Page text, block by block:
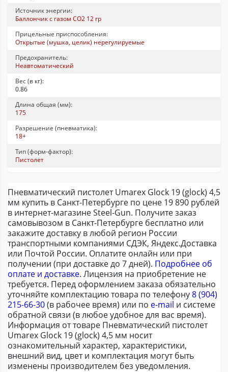
Источник энергии:
Баллончик с газом CO2 12 гр
Прицельные приспособления:
Открытые (мушка, целик) нерегулируемые
Предохранитель:
Неавтоматический
Вес (в кг):
0.86
Длина общая (мм):
175
Разрешение (пневматика):
18+
Тип (форм-фактор):
Пистолет
Пневматический пистолет Umarex Glock 19 (glock) 4,5
мм купить в Санкт-Петербурге по цене 19 890 рублей
в интернет-магазине Steel-Gun. Получите заказ
самовывозом в Санкт-Петербурге бесплатно или
закажите доставку в любой регион России
транспортными компаниями СДЭК, Яндекс.Доставка
или Почтой России. Оплатите онлайн или при
получении (при доставке до 7 дней). Подробнее об
оплате и доставке. Лицензия на приобретение не
требуется. Перед оформлением заказа обязательно
уточняйте комплектацию товара по телефону8 (904)
215-66-30(в рабочее время) или по e-mail и системе
обратной связи (в любое удобное для вас время).
Информация от товаре Пневматический пистолет
Umarex Glock 19 (glock) 4,5 мм носит
ознакомительный характер, характеристики,
внешний вид, цвет и комплектация могут быть
изменены производителем без уведомления.